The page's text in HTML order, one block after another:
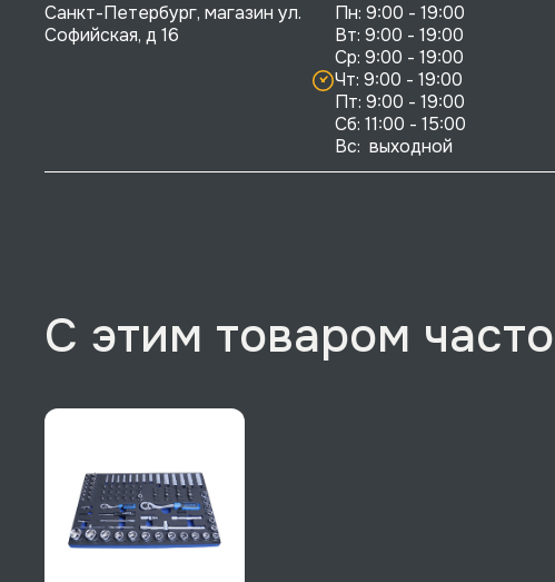
Санкт-Петербург, магазин ул.
Софийская, д 16
Пн: 9:00 - 19:00
Вт: 9:00 - 19:00
Ср: 9:00 - 19:00
Чт: 9:00 - 19:00
Пт: 9:00 - 19:00
Сб: 11:00 - 15:00
Вс:  выходной
С этим товаром